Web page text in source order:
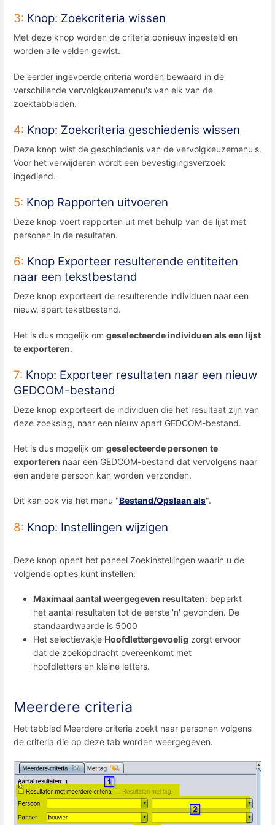
3: Knop: Zoekcriteria wissen
Met deze knop worden de criteria opnieuw ingesteld en
worden alle velden gewist.
De eerder ingevoerde criteria worden bewaard in de
verschillende vervolgkeuzemenu's van elk van de
zoektabbladen.
4: Knop: Zoekcriteria geschiedenis wissen
Deze knop wist de geschiedenis van de vervolgkeuzemenu's.
Voor het verwijderen wordt een bevestigingsverzoek
ingediend.
5: Knop Rapporten uitvoeren
Deze knop voert rapporten uit met behulp van de lijst met
personen in de resultaten.
6: Knop Exporteer resulterende entiteiten
naar een tekstbestand
Deze knop exporteert de resulterende individuen naar een
nieuw, apart tekstbestand.
Het is dus mogelijk om geselecteerde individuen als een lijst
te exporteren.
7: Knop: Exporteer resultaten naar een nieuw
GEDCOM-bestand
Deze knop exporteert de individuen die het resultaat zijn van
deze zoekslag, naar een nieuw apart GEDCOM-bestand.
Het is dus mogelijk om geselecteerde personen te
exporteren naar een GEDCOM-bestand dat vervolgens naar
een andere persoon kan worden verzonden.
Dit kan ook via het menu "Bestand/Opslaan als".
8: Knop: Instellingen wijzigen
Deze knop opent het paneel Zoekinstellingen waarin u de
volgende opties kunt instellen:
Maximaal aantal weergegeven resultaten: beperkt
het aantal resultaten tot de eerste 'n' gevonden. De
standaardwaarde is 5000
Het selectievakje Hoofdlettergevoelig zorgt ervoor
dat de zoekopdracht overeenkomt met
hoofdletters en kleine letters.
Meerdere criteria
Het tabblad Meerdere criteria zoekt naar personen volgens
de criteria die op deze tab worden weergegeven.